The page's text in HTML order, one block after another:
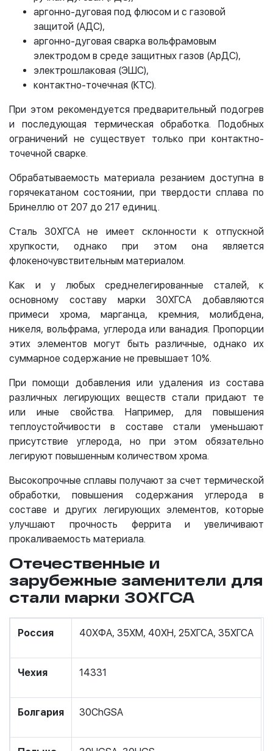
аргонно-дуговая под флюсом и с газовой
защитой (АДС),
аргонно-дуговая сварка вольфрамовым
электродом в среде защитных газов (АрДС),
электрошлаковая (ЭШС),
контактно-точечная (КТС).
При этом рекомендуется предварительный подогрев
и последующая термическая обработка. Подобных
ограничений не существует только при контактно-
точечной сварке.
Обрабатываемость материала резанием доступна в
горячекатаном состоянии, при твердости сплава по
Бринеллю от 207 до 217 единиц.
Сталь 30ХГСА не имеет склонности к отпускной
хрупкости, однако при этом она является
флокеночувствительным материалом.
Как и у любых среднелегированные сталей, к
основному составу марки 30ХГСА добавляются
примеси хрома, марганца, кремния, молибдена,
никеля, вольфрама, углерода или ванадия. Пропорции
этих элементов могут быть различные, однако их
суммарное содержание не превышает 10%.
При помощи добавления или удаления из состава
различных легирующих веществ стали придают те
или иные свойства. Например, для повышения
теплоустойчивости в составе стали уменьшают
присутствие углерода, но при этом обязательно
легируют повышенным количеством хрома.
Высокопрочные сплавы получают за счет термической
обработки, повышения содержания углерода в
составе и других легирующих элементов, которые
улучшают прочность феррита и увеличивают
прокаливаемость материала.
Отечественные и
зарубежные заменители для
стали марки 30ХГСА
Россия 40ХФА, 35ХМ, 40ХН, 25ХГСА, 35ХГСА
Чехия 14331
Болгария 30ChGSA